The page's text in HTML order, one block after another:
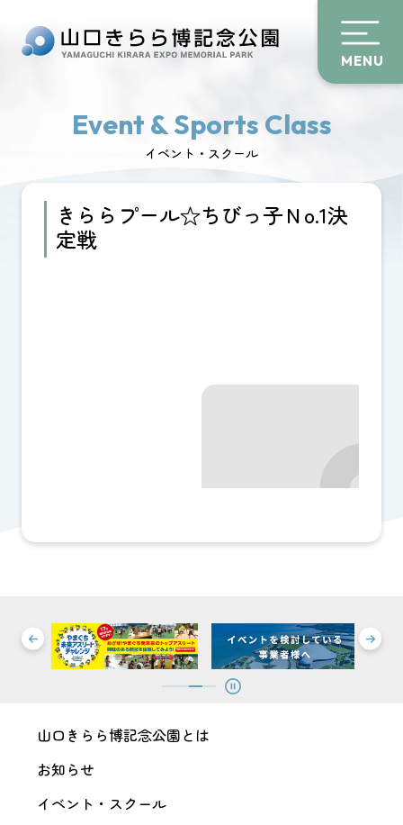
MENU
Event & Sports Class
イベント・スクール
きららプール☆ちびっ子Ｎo.1決
定戦
山口きらら博記念公園とは
お知らせ
イベント・スクール